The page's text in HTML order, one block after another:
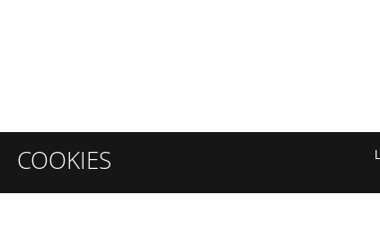
COOKIES